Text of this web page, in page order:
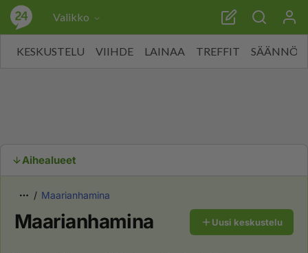
Valikko
KESKUSTELU VIIHDE LAINAA TREFFIT SÄÄNNÖT
Aihealueet
Maarianhamina
Maarianhamina Uusi keskustelu